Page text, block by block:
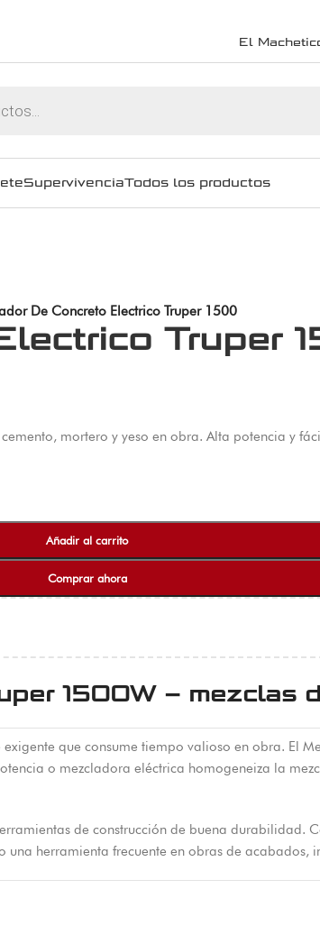
El
SupervivenciaTodos los productos
De Concreto Electrico Truper 1500
Truper
mortero y yeso en obra. Alta potencia y
Añadir al carrito
Comprar ahora
1500W – mezclas
que consume tiempo valioso en obra. El
o mezcladora eléctrica homogeneiza la
de construcción de buena durabilidad.
herramienta frecuente en obras de acabados,